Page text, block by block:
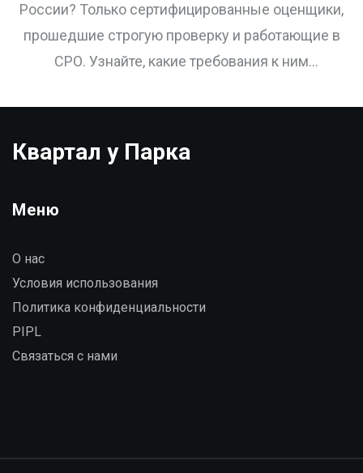
России? Только сертифицированные оценщики,
прошедшие строгую проверку и работающие в
СРО. Узнайте, какие требования к ним
Квартал у Парка
Меню
О нас
Условия использования
Политика конфиденциальности
PIPL
Связаться с нами